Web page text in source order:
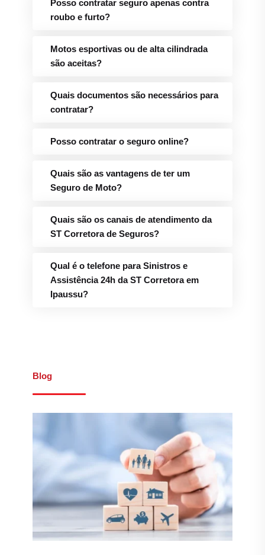
Posso contratar seguro apenas contra
roubo e furto?
Motos esportivas ou de alta cilindrada
são aceitas?
Quais documentos são necessários para
contratar?
Posso contratar o seguro online?
Quais são as vantagens de ter um
Seguro de Moto?
Quais são os canais de atendimento da
ST Corretora de Seguros?
Qual é o telefone para Sinistros e
Assistência 24h da ST Corretora em
Ipaussu?
Blog